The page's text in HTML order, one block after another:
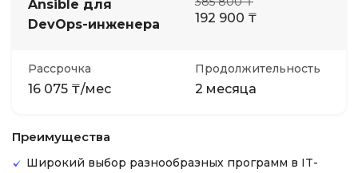
Ansible для
DevOps-инженера
192 900 ₸
Рассрочка
16 075 ₸/мес
Продолжительность
2 месяца
Преимущества
Широкий выбор разнообразных программ в IT-